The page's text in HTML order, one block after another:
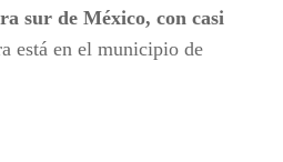
sur de México, con casi
está en el municipio de